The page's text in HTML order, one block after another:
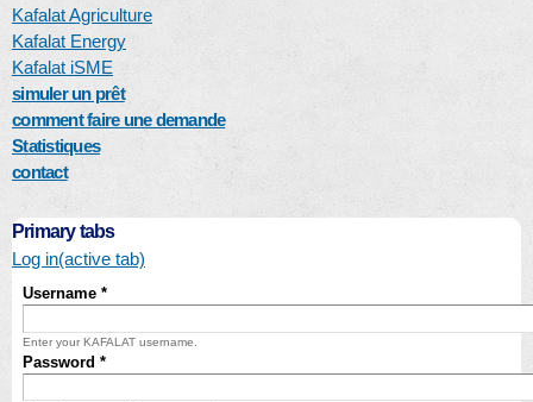
Kafalat Agriculture
Kafalat Energy
Kafalat iSME
simuler un prêt
comment faire une demande
Statistiques
contact
Primary tabs
Log in(active tab)
Username *
Enter your KAFALAT username.
Password *